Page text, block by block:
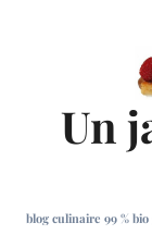
Un
blog culinaire 99 %